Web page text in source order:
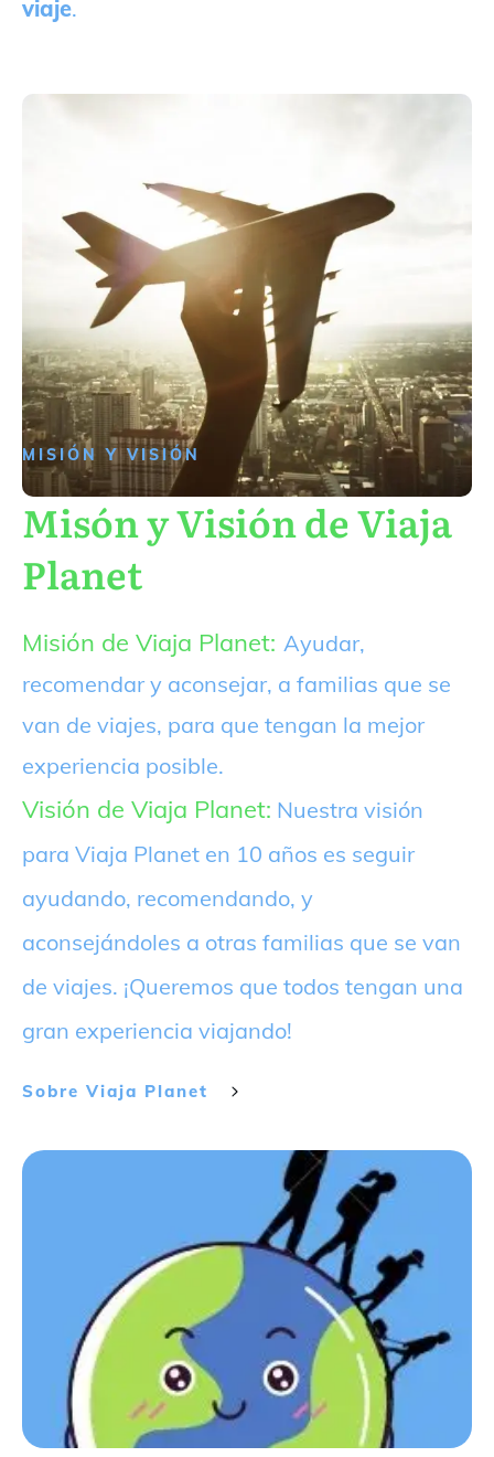
viaje.
MISIÓN Y VISIÓN
Misón y Visión de Viaja
Planet
Misión de Viaja Planet: Ayudar,
recomendar y aconsejar, a familias que se
van de viajes, para que tengan la mejor
experiencia posible.
Visión de Viaja Planet: Nuestra visión
para Viaja Planet en 10 años es seguir
ayudando, recomendando, y
aconsejándoles a otras familias que se van
de viajes. ¡Queremos que todos tengan una
gran experiencia viajando!
Sobre Viaja Planet